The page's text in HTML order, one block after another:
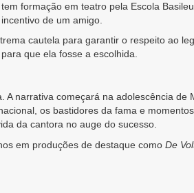
formação em teatro pela Escola
de um amigo.
cautela para garantir o respeito ao
que ela fosse a escolhida.
narrativa começará na adolescência de
os bastidores da fama e
da cantora no auge do sucesso.
em produções de destaque como De